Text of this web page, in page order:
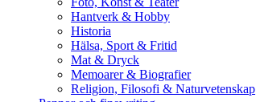
Hantverk & Hobby
Historia
Hälsa, Sport & Fritid
Mat & Dryck
Memoarer & Biografier
Religion, Filosofi & Naturvetenskap